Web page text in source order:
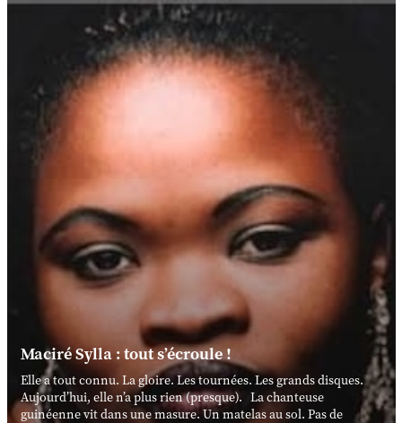
Maciré Sylla : tout s’écroule !
Elle a tout connu. La gloire. Les tournées. Les grands disques.
Aujourd’hui, elle n’a plus rien (presque). La chanteuse
guinéenne vit dans une masure. Un matelas au sol. Pas de